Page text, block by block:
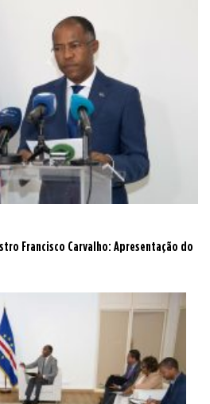
Francisco Carvalho: Apresentação do